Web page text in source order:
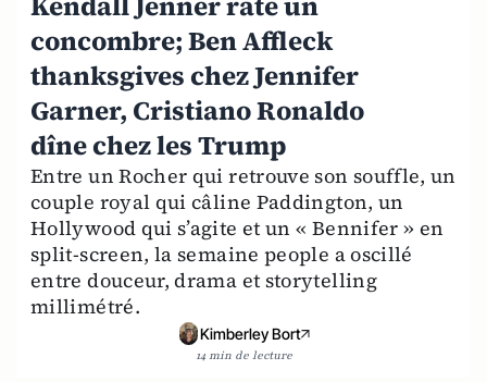
concombre; Ben Affleck
thanksgives chez Jennifer
Garner, Cristiano Ronaldo
dîne chez les Trump
Entre un Rocher qui retrouve son souffle, un
couple royal qui câline Paddington, un
Hollywood qui s’agite et un « Bennifer » en
split-screen, la semaine people a oscillé
entre douceur, drama et storytelling
millimétré.
Kimberley Bort
14 min de lecture